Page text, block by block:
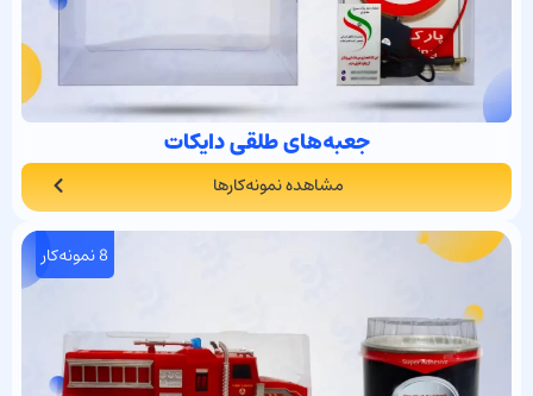
جعبه‌های طلقی دایکات
مشاهده نمونه‌کارها
8 نمونه‌کار